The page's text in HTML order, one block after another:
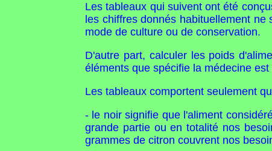
Les tableaux qui suivent ont été
les chiffres donnés habituellement
mode de culture ou de conservation.
D'autre part, calculer les poids
éléments que spécifie la médecine
Les tableaux comportent seulement
- le noir signifie que l'aliment
grande partie ou en totalité nos
grammes de citron couvrent nos